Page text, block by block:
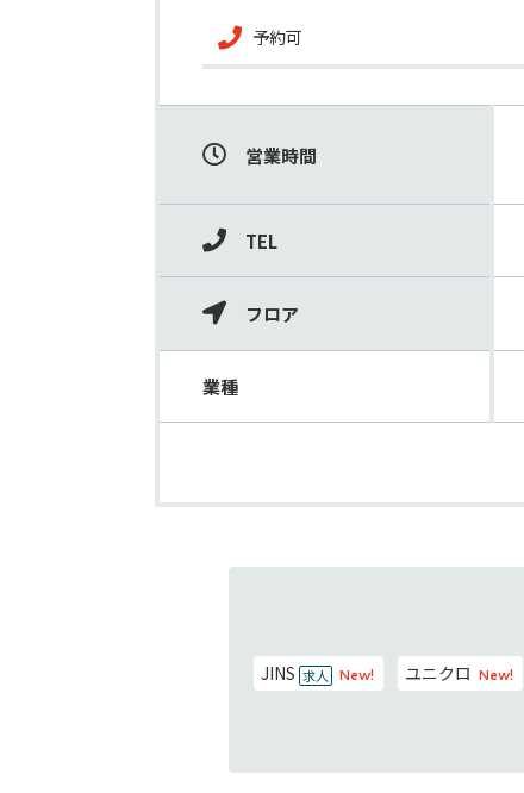
予約可
営業時間
TEL
フロア
業種
JINS 求人 New! ユニクロ New!